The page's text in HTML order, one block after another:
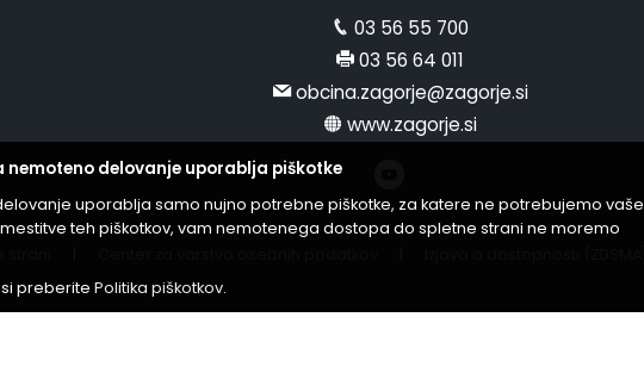
03 56 55 700
03 56 64 011
obcina.zagorje@zagorje.si
www.zagorje.si
nemoteno delovanje uporablja piškotke
uporablja samo nujno potrebne piškotke, za katere ne potrebujemo vaše
teh piškotkov, vam nemotenega dostopa do spletne strani ne moremo
preberite Politika piškotkov.